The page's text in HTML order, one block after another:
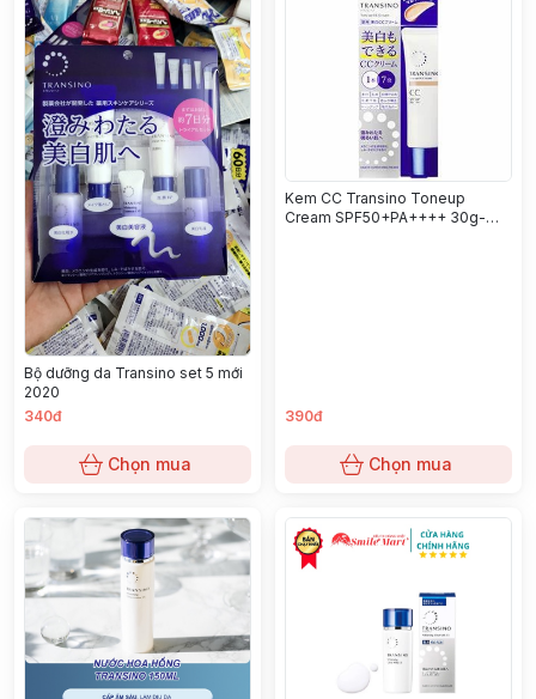
Bộ dưỡng da Transino set 5 mới
2020
340đ
Chọn mua
Kem CC Transino Toneup
Cream SPF50+PA++++ 30g-
390đ
Chọn mua